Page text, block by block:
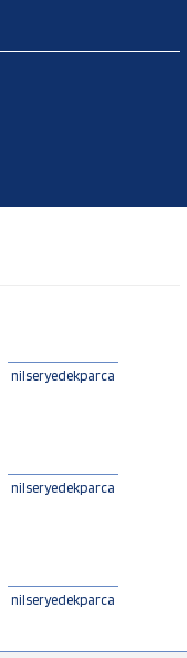
nilseryedekparca
nilseryedekparca
nilseryedekparca